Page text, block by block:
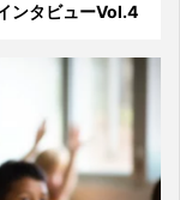
ンタビューVol.4